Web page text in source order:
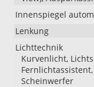
Innenspiegel
Lenkung
Lichttechnik
Kurvenlicht,
Scheinwerfer